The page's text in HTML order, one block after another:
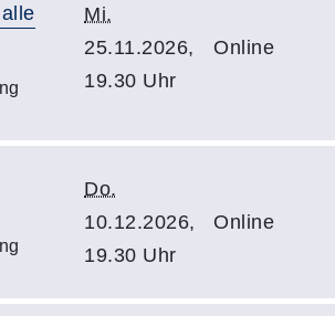
Mi.
25.11.2026,
19.30 Uhr
Online
Do.
10.12.2026,
19.30 Uhr
Online